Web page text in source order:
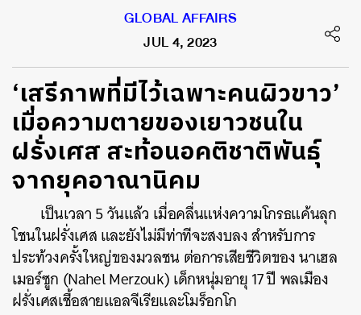
GLOBAL AFFAIRS
JUL 4, 2023
‘เสรีภาพที่มีไว้เฉพาะคนผิวขาว’
เมื่อความตายของเยาวชนใน
ฝรั่งเศส สะท้อนอคติชาติพันธุ์
จากยุคอาณานิคม
เป็นเวลา 5 วันแล้ว เมื่อคลื่นแห่งความโกรธแค้นลุก
โชนในฝรั่งเศส และยังไม่มีท่าทีจะสงบลง สำหรับการ
ประท้วงครั้งใหญ่ของมวลชน ต่อการเสียชีวิตของ นาเฮล
เมอร์ซูก (Nahel Merzouk) เด็กหนุ่มอายุ 17 ปี พลเมือง
ฝรั่งเศสเชื้อสายแอลจีเรียและโมร็อกโก